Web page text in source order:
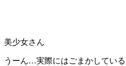
美少女さん
うーん…実際にはごまかしてい